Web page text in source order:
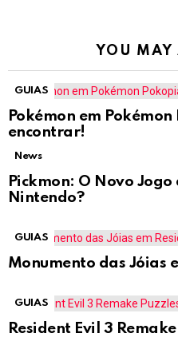
YOU MAY
GUIAS
Pokémon em
encontrar!
News
Pickmon: O Novo Jogo
Nintendo?
GUIAS
Monumento das Jóias
GUIAS
Resident Evil 3